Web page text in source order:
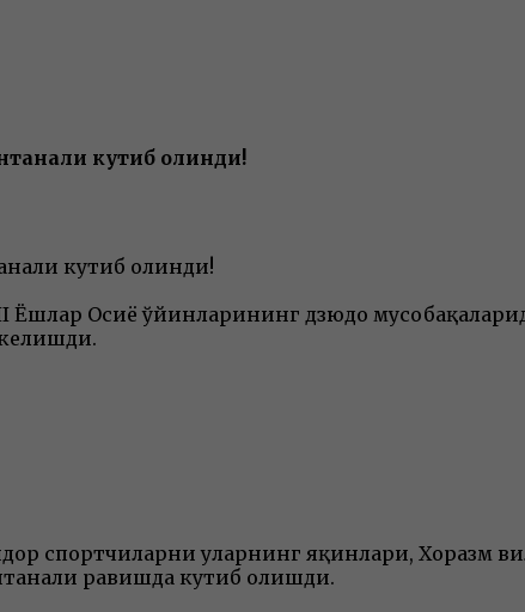
кутиб олинди!
кутиб олинди!
Ёшлар Осиё ўйинларининг дзюдо
спортчиларни уларнинг яқинлари, Хоразм
равишда кутиб олишди.